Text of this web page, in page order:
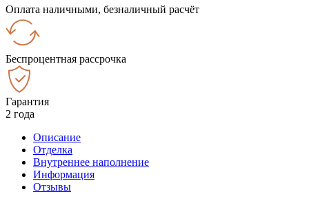
Оплата наличными, безналичный расчёт
Беспроцентная рассрочка
Гарантия
2 года
Описание
Отделка
Внутреннее наполнение
Информация
Отзывы